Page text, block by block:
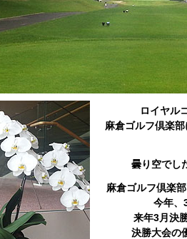
ロイヤル
麻倉ゴルフ倶楽
曇り空でし
麻倉ゴルフ倶楽
今年、
来年3月決
決勝大会の